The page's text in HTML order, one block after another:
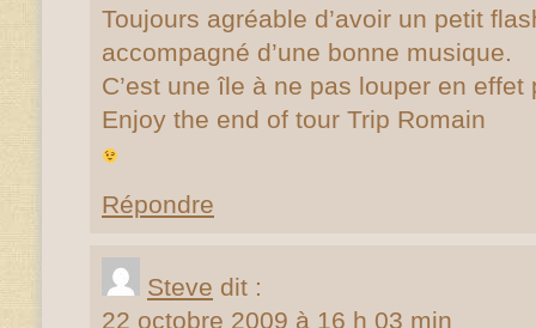
Toujours agréable d’avoir un petit
accompagné d’une bonne musique.
C’est une île à ne pas louper en
Enjoy the end of tour Trip Romain
Répondre
Steve dit :
22 octobre 2009 à 16 h 03 min